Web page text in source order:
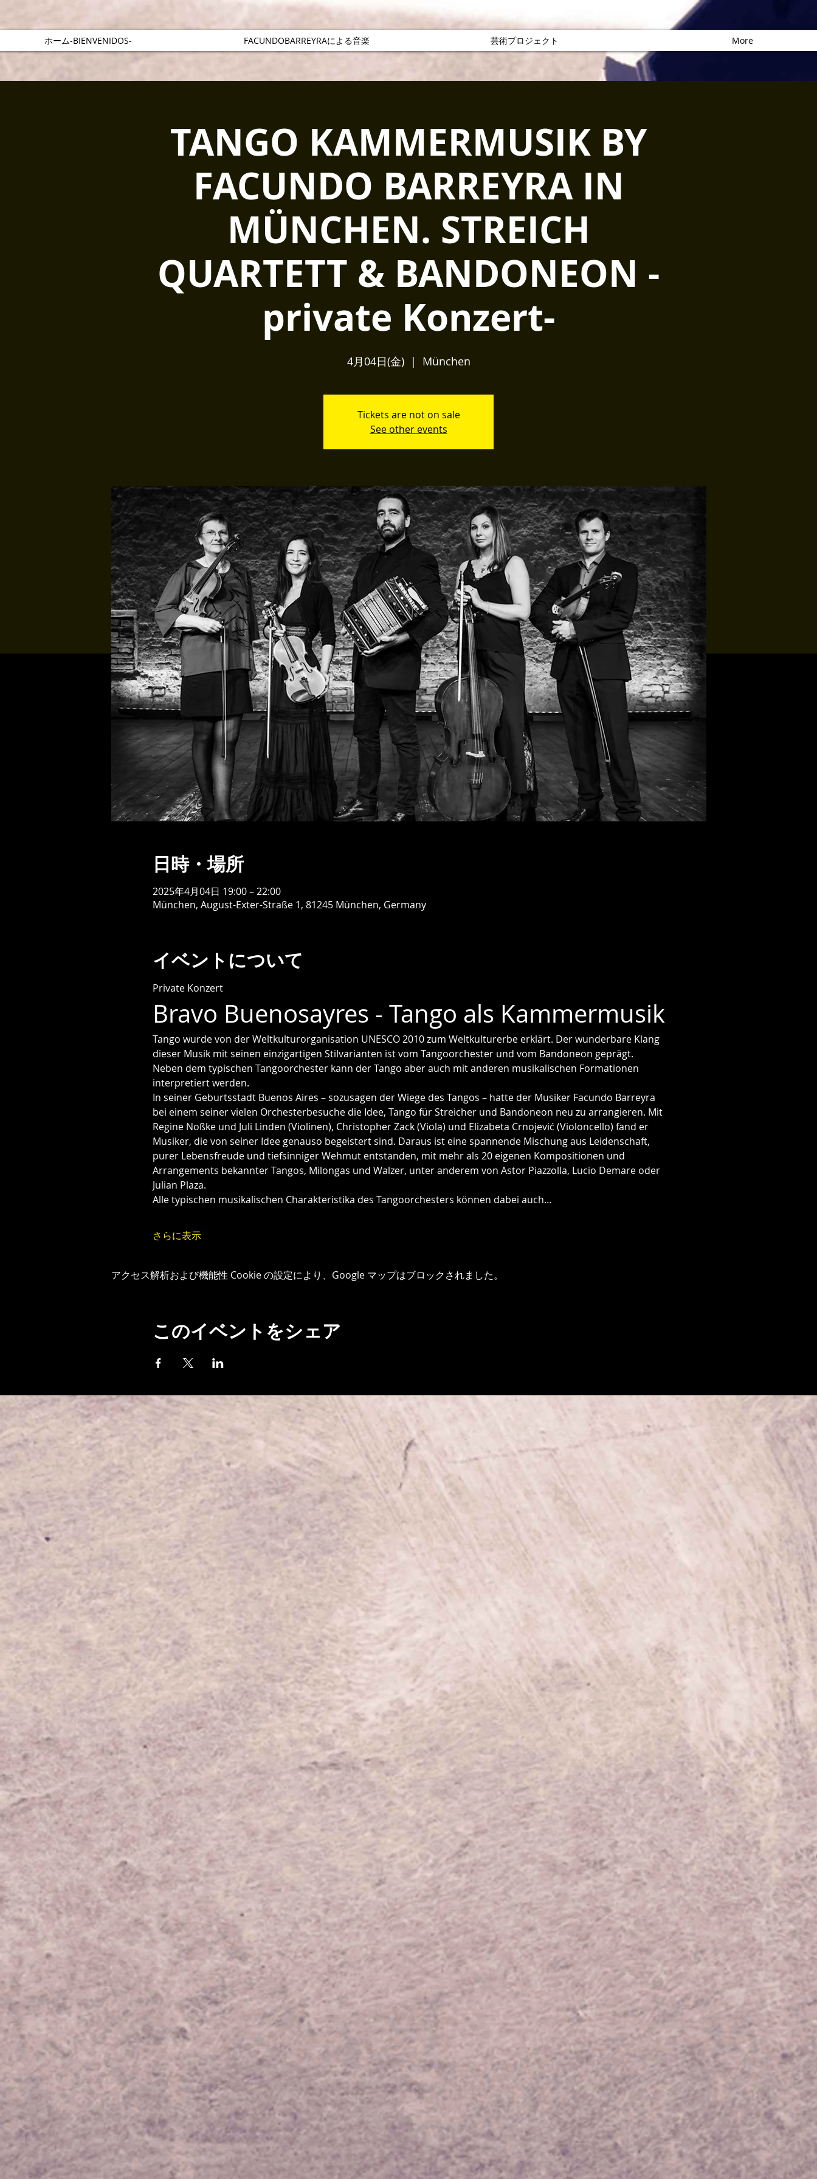
ホーム-BIENVENIDOS- FACUNDOBARREYRAによる音楽 芸術プロジェクト More
TANGO KAMMERMUSIK BY
FACUNDO BARREYRA IN
MÜNCHEN. STREICH
QUARTETT & BANDONEON -
private Konzert-
4月04日(金)
  |
München
Tickets are not on sale
See other events
日時・場所
2025年4月04日 19:00 – 22:00
München, August-Exter-Straße 1, 81245 München, Germany
イベントについて
Private Konzert
Bravo Buenosayres - Tango als Kammermusik
Tango wurde von der Weltkulturorganisation UNESCO 2010 zum Weltkulturerbe erklärt. Der wunderbare Klang
dieser Musik mit seinen einzigartigen Stilvarianten ist vom Tangoorchester und vom Bandoneon geprägt.
Neben dem typischen Tangoorchester kann der Tango aber auch mit anderen musikalischen Formationen
interpretiert werden.
In seiner Geburtsstadt Buenos Aires – sozusagen der Wiege des Tangos – hatte der Musiker Facundo Barreyra
bei einem seiner vielen Orchesterbesuche die Idee, Tango für Streicher und Bandoneon neu zu arrangieren. Mit
Regine Noßke und Juli Linden (Violinen), Christopher Zack (Viola) und Elizabeta Crnojević (Violoncello) fand er
Musiker, die von seiner Idee genauso begeistert sind. Daraus ist eine spannende Mischung aus Leidenschaft,
purer Lebensfreude und tiefsinniger Wehmut entstanden, mit mehr als 20 eigenen Kompositionen und
Arrangements bekannter Tangos, Milongas und Walzer, unter anderem von Astor Piazzolla, Lucio Demare oder
Julian Plaza.
Alle typischen musikalischen Charakteristika des Tangoorchesters können dabei auch…
さらに表示
アクセス解析および機能性 Cookie の設定により、Google マップはブロックされました。
このイベントをシェア